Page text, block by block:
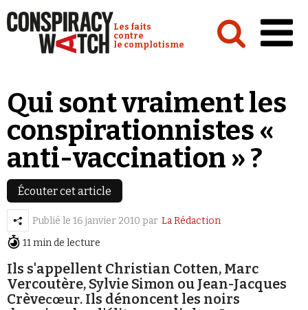
Conspiracy Watch :
Les faits
contre
le complotisme
Analyses
Conspipédia
Vidéos
Émissions
Revues de presse
Faire un don
Demander à Vera
Qui sont vraiment les
conspirationnistes «
anti-vaccination » ?
Écouter cet article
Publié le 16 janvier 2010 par La Rédaction
11 min de lecture
Ils s'appellent Christian Cotten, Marc
Vercoutère, Sylvie Simon ou Jean-Jacques
Crèvecœur. Ils dénoncent les noirs